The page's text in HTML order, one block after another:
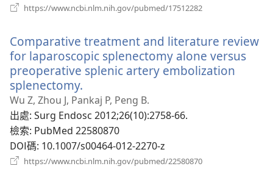
https://www.ncbi.nlm.nih.gov/pubmed/17512282
視
窗）
Comparative treatment and literature review
for laparoscopic splenectomy alone versus
preoperative splenic artery embolization
splenectomy.
啟
新
視
窗）
Wu Z, Zhou J, Pankaj P, Peng B.
出處‎: Surg Endosc 2012;26(10):2758-66.
檢索‎: PubMed 22580870
DOI碼‎: 10.1007/s00464-012-2270-z
https://www.ncbi.nlm.nih.gov/pubmed/22580870